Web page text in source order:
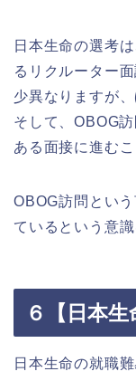
日本生命の選考
るリクルーター
少異なりますが
そして、OBOG
ある面接に進むこ
OBOG訪問とい
ているという意
６【日本
日本生命の就職